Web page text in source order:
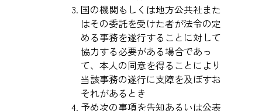
国の機関もしくは地方公共社また
はその委託を受けた者が法令の定
める事務を遂行することに対して
協力する必要がある場合であっ
て、本人の同意を得ることにより
当該事務の遂行に支障を及ぼすお
それがあるとき
予め次の事項を告知あるいは公表